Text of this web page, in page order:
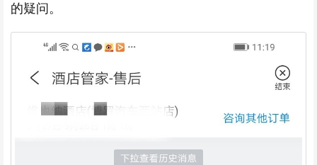
的疑问。